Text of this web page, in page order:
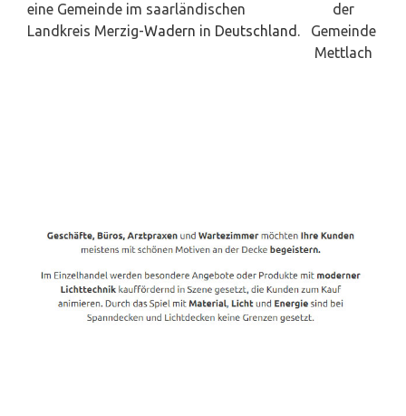
eine Gemeinde im saarländischen
Landkreis Merzig-Wadern in Deutschland .